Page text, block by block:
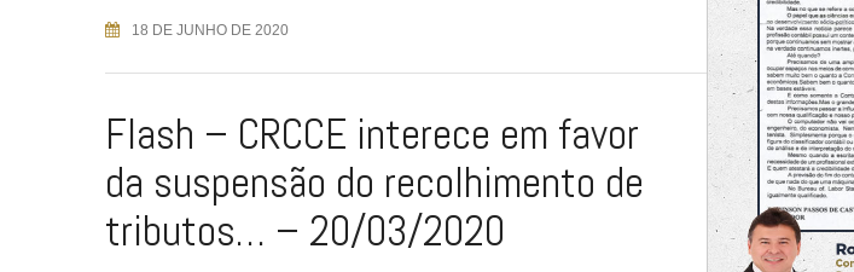
18 DE JUNHO DE 2020
Flash – CRCCE interece em favor
da suspensão do recolhimento de
tributos… – 20/03/2020